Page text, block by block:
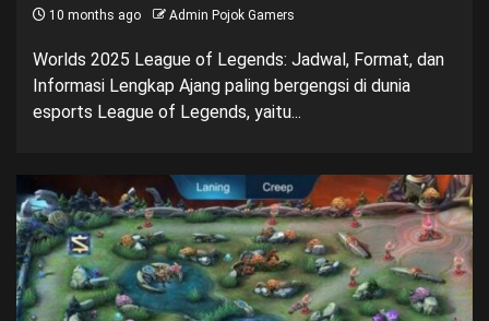
10 months ago Admin Pojok Gamers
Worlds 2025 League of Legends: Jadwal, Format, dan
Informasi Lengkap Ajang paling bergengsi di dunia
esports League of Legends, yaitu...